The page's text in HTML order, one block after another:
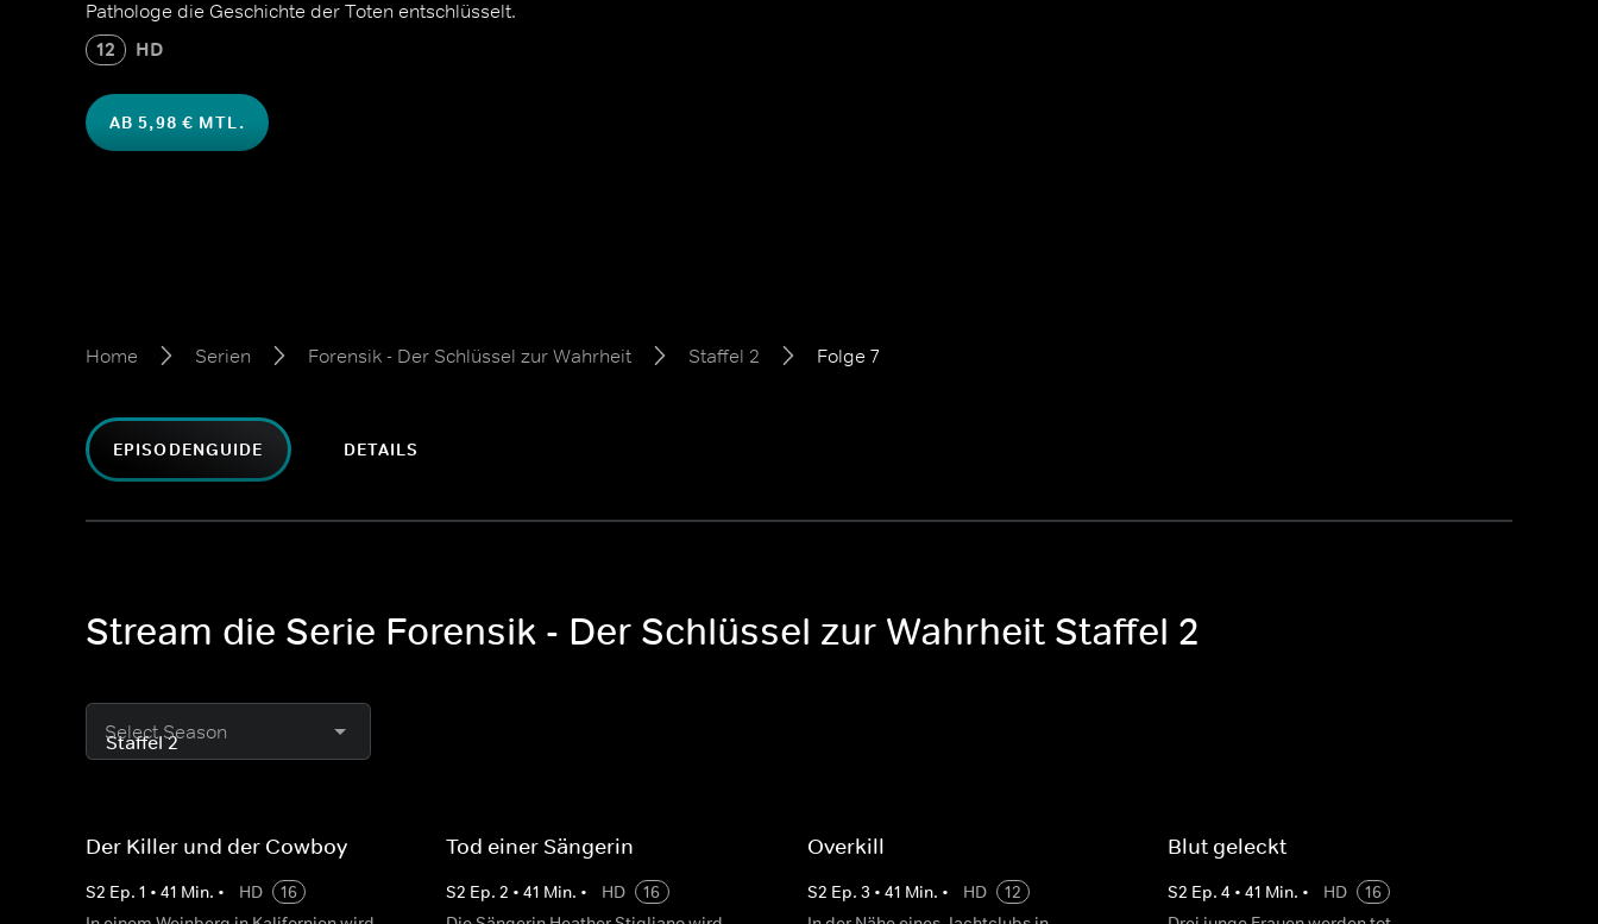
Pathologe die Geschichte der Toten entschlüsselt.
12 HD
AB 5,98 € MTL.
Home Serien Forensik - Der Schlüssel zur Wahrheit Staffel 2 Folge 7
EPISODENGUIDE DETAILS
Stream die Serie Forensik - Der Schlüssel zur Wahrheit Staffel 2
Select Season
Der Killer und der Cowboy
S2 Ep. 1 • 41 Min. • HD
16
Tod einer Sängerin
S2 Ep.2 •41 Min. • HD
16
Overkill
S2 Ep. 3 • 41 Min. • HD
12
Blut geleckt
S2 Ep. 4 • 41 Min. • HD
16